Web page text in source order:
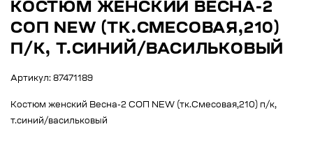
КОСТЮМ ЖЕНСКИЙ ВЕСНА-2
СОП NEW (ТК.СМЕСОВАЯ,210)
П/К, Т.СИНИЙ/ВАСИЛЬКОВЫЙ
Артикул: 87471189
Костюм женский Весна-2 СОП NEW (тк.Смесовая,210) п/к,
т.синий/васильковый